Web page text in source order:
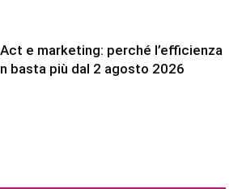
e marketing: perché l’efficienza
basta più dal 2 agosto 2026